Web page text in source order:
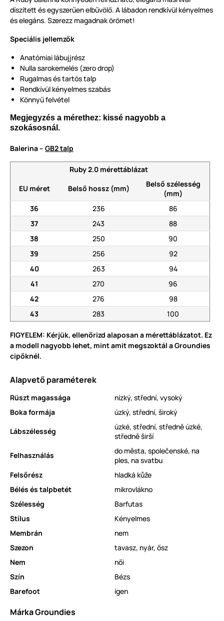
díszített és egyszerűen elbűvölő. A lábadon rendkívül kényelmes
és elegáns. Szerezz magadnak örömet!
Speciális jellemzők
Anatómiai lábujjrész
Nulla sarokemelés (zero drop)
Rugalmas és tartós talp
Rendkívül kényelmes szabás
Könnyű felvétel
Megjegyzés a mérethez: kissé nagyobb a
szokásosnál.
Balerina – GB2 talp
Ruby 2.0 mérettáblázat
EU méret
Belső hossz (mm)
Belső szélesség
(mm)
36
236
86
37
243
88
38
250
90
39
256
92
40
263
94
41
270
96
42
276
98
43
283 100
FIGYELEM: Kérjük, ellenőrizd alaposan a mérettáblázatot. Ez
a modell nagyobb lehet, mint amit megszoktál a Groundies
cipőknél.
Alapvető paraméterek
Rüszt magassága
nízký, střední, vysoký
Boka formája
úzký, střední, široký
Lábszélesség
úzké, střední, středně úzké,
středně širší
Felhasználás
do města, společenské, na
ples, na svatbu
Felsőrész
hladká kůže
Bélés és talpbetét
mikrovlákno
Szélesség
Barfutas
Stílus
Kényelmes
Membrán
nem
Szezon
tavasz, nyár, ősz
Nem
női
Szín
Bézs
Barefoot
igen
Márka Groundies